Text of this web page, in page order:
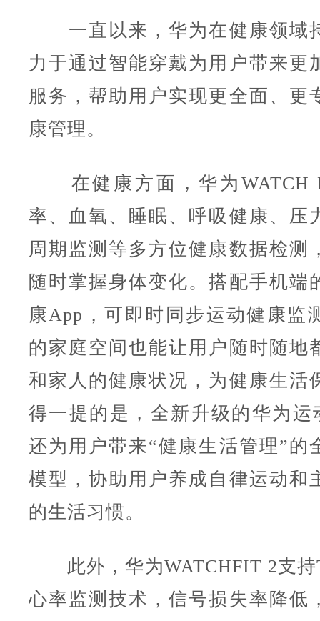
一直以来，华为在健康领域
力于通过智能穿戴为用户带来更
服务，帮助用户实现更全面、更
康管理。
在健康方面，华为WATCH
率、血氧、睡眠、呼吸健康、压
周期监测等多方位健康数据检测
随时掌握身体变化。搭配手机端
康App，可即时同步运动健康监
的家庭空间也能让用户随时随地
和家人的健康状况，为健康生活
得一提的是，全新升级的华为运
还为用户带来“健康生活管理”的
模型，协助用户养成自律运动和
的生活习惯。
此外，华为WATCHFIT 2支持
心率监测技术，信号损失率降低